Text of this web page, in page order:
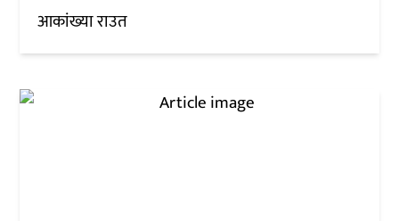
आकांख्या राउत